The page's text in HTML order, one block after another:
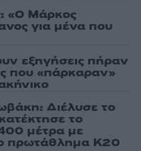
«Ο Μάρκος
για μένα που
εξηγήσεις πήραν
που «πάρκαραν»
Διέλυσε το
το
μέτρα με
πρωτάθλημα Κ20